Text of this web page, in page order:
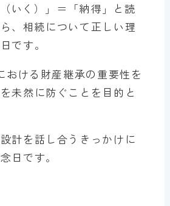
（いく）」＝「納得」と読
、相続について正しい理
です。
おける財産継承の重要性を
未然に防ぐことを目的と
計を話し合うきっかけに
日です。